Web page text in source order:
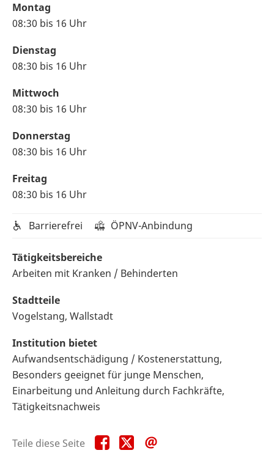
Montag
08:30 bis 16 Uhr
Dienstag
08:30 bis 16 Uhr
Mittwoch
08:30 bis 16 Uhr
Donnerstag
08:30 bis 16 Uhr
Freitag
08:30 bis 16 Uhr
Barrierefrei ÖPNV-Anbindung
Tätigkeitsbereiche
Arbeiten mit Kranken / Behinderten
Stadtteile
Vogelstang, Wallstadt
Institution bietet
Aufwandsentschädigung / Kostenerstattung,
Besonders geeignet für junge Menschen,
Einarbeitung und Anleitung durch Fachkräfte,
Tätigkeitsnachweis
Teile diese Seite Teile
diese
Teile
diese